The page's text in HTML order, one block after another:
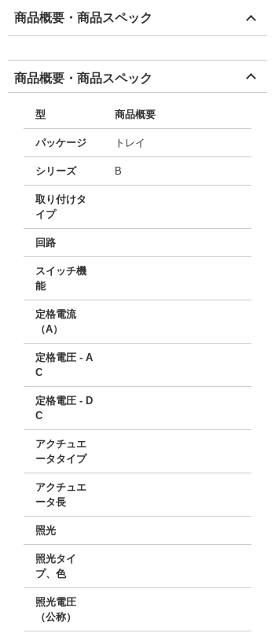
商品概要・商品スペック
商品概要・商品スペック
型 商品概要
パッケージ トレイ
シリーズ B
取り付けタ
イプ
回路
スイッチ機
能
定格電流
（A）
定格電圧 - A
C
定格電圧 - D
C
アクチュエ
ータタイプ
アクチュエ
ータ長
照光
照光タイ
プ、色
照光電圧
（公称）